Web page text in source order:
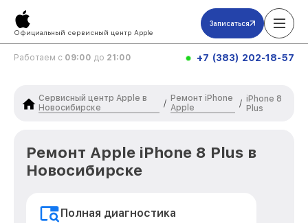
Официальный сервисный центр Apple
Записаться
Работаем с 09:00 до 21:00 +7 (383) 202-18-57
Сервисный центр Apple в
Новосибирске
/
Ремонт iPhone
Apple
/ iPhone 8
Plus
Ремонт Apple iPhone 8 Plus в
Новосибирске
Полная диагностика